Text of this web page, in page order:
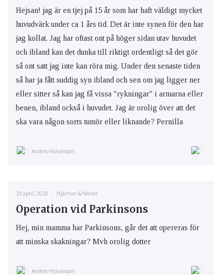
Hejsan! jag är en tjej på 15 år som har haft väldigt mycket
huvudvärk under ca 1 års tid. Det är inte synen för den har
jag kollat. Jag har oftast ont på höger sidan utav huvudet
och ibland kan det dunka till riktigt ordentligt så det gör
så ont satt jag inte kan röra mig. Under den senaste tiden
så har ja fått suddig syn ibland och sen om jag ligger ner
eller sitter så kan jag få vissa "rykningar" i armarna eller
benen, ibland också i huvudet. Jag är orolig över att det
ska vara någon sorts tumör eller liknande? Pernilla
Anders Halvarsson
19 april, 2018 Hjärnan & Nerver
Operation vid Parkinsons
Hej, min mamma har Parkinsons, går det att opereras för
att minska skakningar? Mvh orolig dotter
Anders Halvarsson